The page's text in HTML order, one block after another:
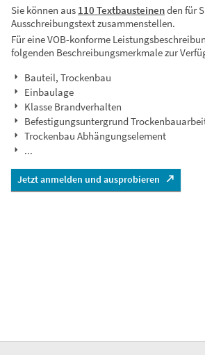
Sie können aus 110 Textbausteinenden für
Ausschreibungstext zusammenstellen.
Für eine VOB-konforme
folgenden Beschreibungsmerkmale zur
Bauteil, Trockenbau
Einbaulage
Klasse Brandverhalten
Befestigungsuntergrund
Trockenbau Abhängungselement
...
Jetzt anmelden und ausprobieren